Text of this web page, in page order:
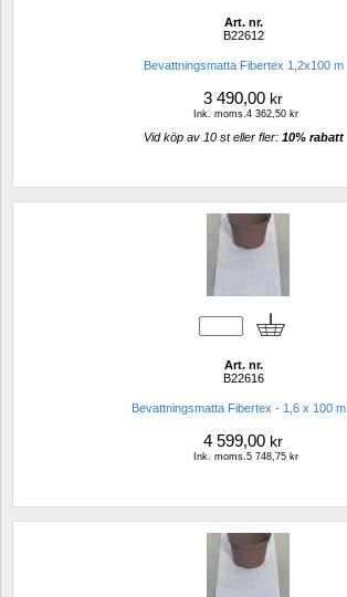
Art. nr.
B22612
Bevattningsmatta Fibertex 1,2x100 m
3 490,00 kr
Ink. moms.4 362,50 kr
Vid köp av 10 st eller fler: 10% rabatt
Art. nr.
B22616
Bevattningsmatta Fibertex - 1,6 x 100 m
4 599,00 kr
Ink. moms.5 748,75 kr